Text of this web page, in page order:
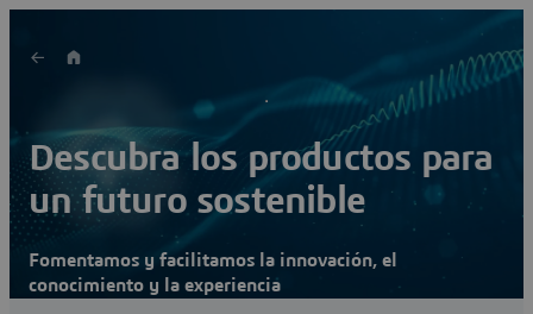
Descubra los productos para
un futuro sostenible
Fomentamos y facilitamos la innovación, el
conocimiento y la experiencia